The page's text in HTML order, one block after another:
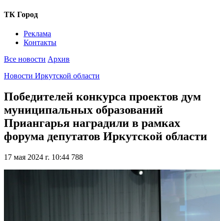
ТК Город
Реклама
Контакты
Все новости Архив
Новости Иркутской области
Победителей конкурса проектов дум
муниципальных образований
Приангарья наградили в рамках
форума депутатов Иркутской области
17 мая 2024 г. 10:44 788